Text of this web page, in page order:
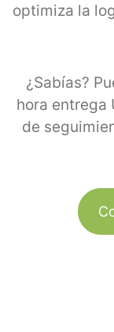
optimiza la
¿Sabías?
hora entrega
de